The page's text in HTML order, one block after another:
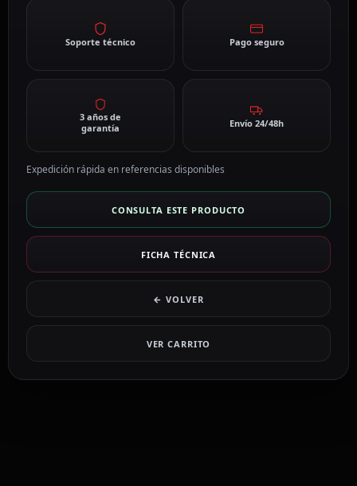
Soporte técnico Pago seguro
3 años de
garantía
Envío 24/48h
Expedición rápida en referencias disponibles
CONSULTA ESTE PRODUCTO
FICHA TÉCNICA
← VOLVER
VER CARRITO